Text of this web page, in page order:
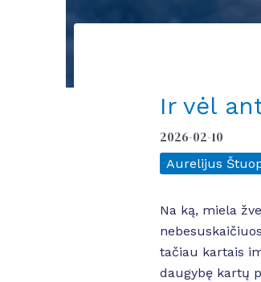
Ir vėl
2026-02-10
Aurelijus
Na ką, miela
tačiau kartais
daugybę kartų